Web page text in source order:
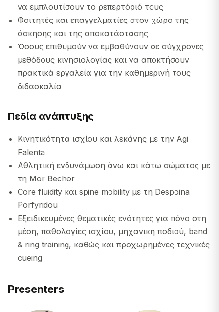
να εμπλουτίσουν το ρεπερτόριό τους
Φοιτητές και επαγγελματίες στον χώρο της
άσκησης και της αποκατάστασης
Όσους επιθυμούν να εμβαθύνουν σε σύγχρονες
μεθόδους κινησιολογίας και να αποκτήσουν
πρακτικά εργαλεία για την καθημερινή τους
διδασκαλία
Πεδία ανάπτυξης
Κινητικότητα ισχίου και λεκάνης με την Agi
Falenta
Αθλητική ενδυνάμωση άνω και κάτω σώματος με
τη Mor Bechor
Core fluidity και spine mobility με τη Despoina
Porfyridou
Εξειδικευμένες θεματικές ενότητες για πόνο στη
μέση, παθολογίες ισχίου, μηχανική ποδιού, band
& ring training, καθώς και προχωρημένες τεχνικές
cueing
Presenters